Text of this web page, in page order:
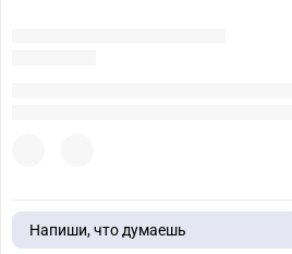
Напиши, что думаешь